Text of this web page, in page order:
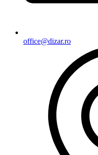
office@dizar.ro